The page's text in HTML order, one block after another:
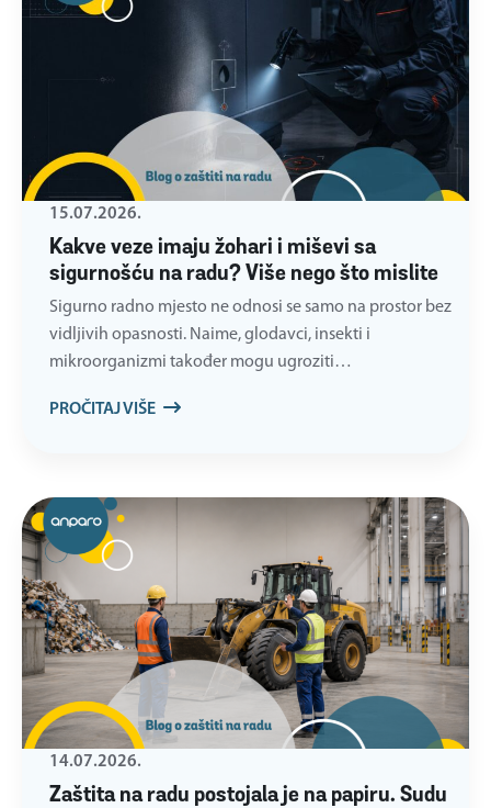
Kakve veze imaju žohari i miševi sa
sigurnošću na radu? Više nego što mislite
15.07.2026.
Sigurno radno mjesto ne odnosi se samo na prostor bez
vidljivih opasnosti. Naime, glodavci, insekti i
mikroorganizmi također mogu ugroziti…
PROČITAJ VIŠE
Zaštita na radu postojala je na papiru. Sudu
14.07.2026.